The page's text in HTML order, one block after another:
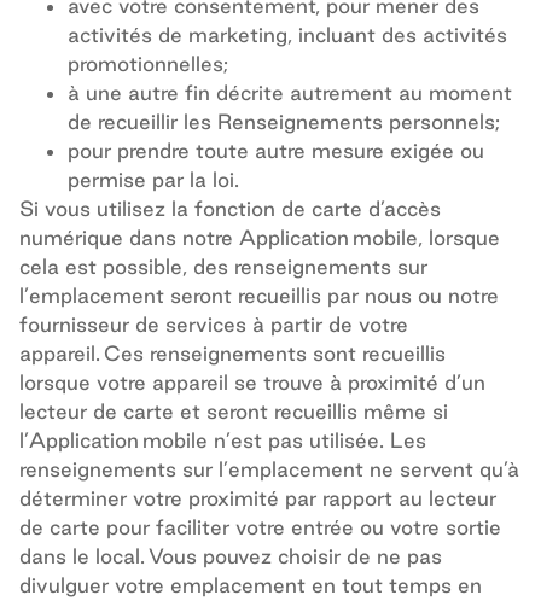
avec votre consentement, pour mener des
activités de marketing, incluant des activités
promotionnelles;
à une autre fin décrite autrement au moment
de recueillir les Renseignements personnels;
pour prendre toute autre mesure exigée ou
permise par la loi.
Si vous utilisez la fonction de carte d’accès
numérique dans notre Application mobile, lorsque
cela est possible, des renseignements sur
l’emplacement seront recueillis par nous ou notre
fournisseur de services à partir de votre
appareil. Ces renseignements sont recueillis
lorsque votre appareil se trouve à proximité d’un
lecteur de carte et seront recueillis même si
l’Application mobile n’est pas utilisée. Les
renseignements sur l’emplacement ne servent qu’à
déterminer votre proximité par rapport au lecteur
de carte pour faciliter votre entrée ou votre sortie
dans le local. Vous pouvez choisir de ne pas
divulguer votre emplacement en tout temps en